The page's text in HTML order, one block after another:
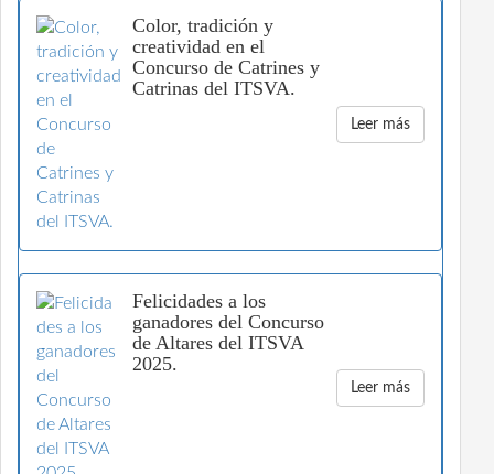
Color, tradición y
creatividad en el
Concurso de Catrines y
Catrinas del ITSVA.
Leer más
Felicidades a los
ganadores del Concurso
de Altares del ITSVA
2025.
Leer más